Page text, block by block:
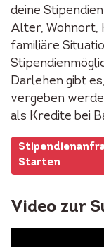
deine
Alter, Wohnort,
familiäre
Darlehen gibt
vergeben
als Kredite bei
Starten
Video zur